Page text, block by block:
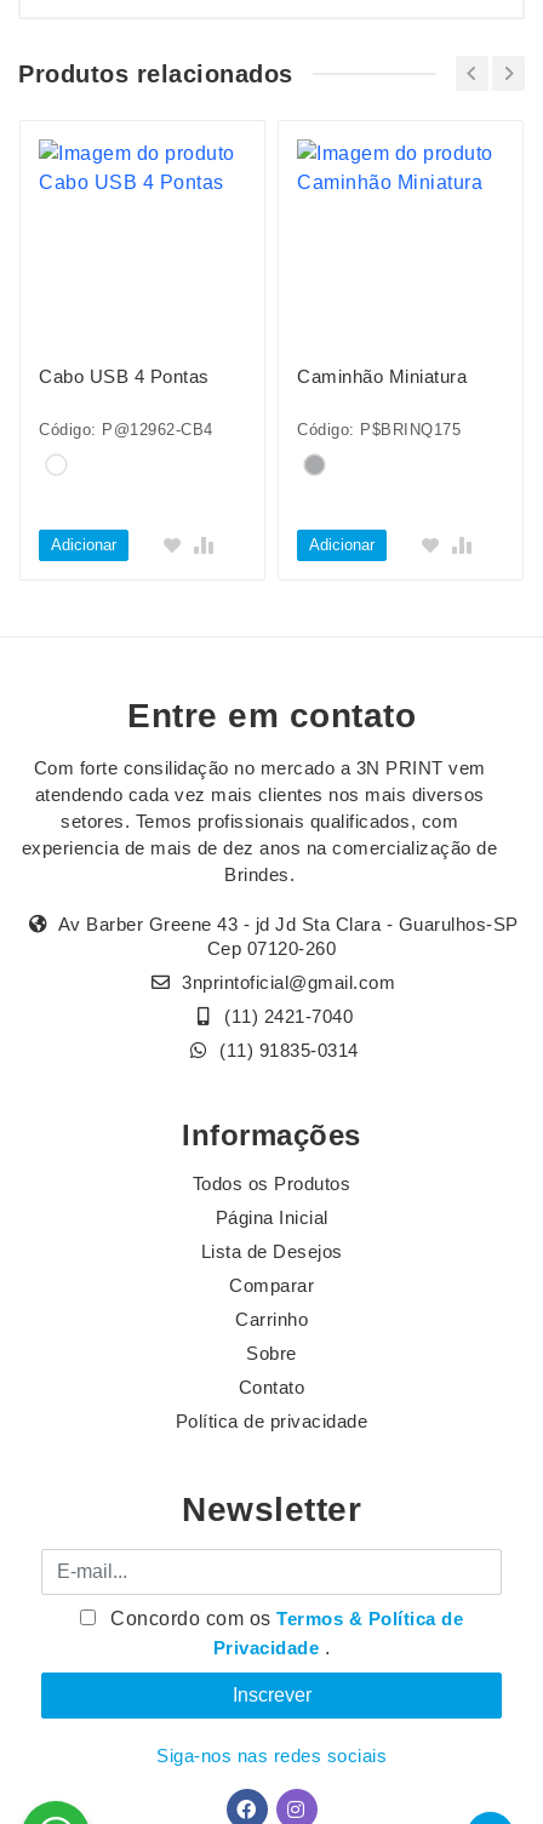
Produtos relacionados
Cabo USB 4 Pontas
Código: P@12962-CB4
Adicionar
Caminhão Miniatura
Código: P$BRINQ175
Adicionar
Entre em contato
Com forte consilidação no mercado a 3N PRINT vem
atendendo cada vez mais clientes nos mais diversos
setores. Temos profissionais qualificados, com
experiencia de mais de dez anos na comercialização de
Brindes.
Av Barber Greene 43 - jd Jd Sta Clara - Guarulhos-SP
Cep 07120-260
3nprintoficial@gmail.com
(11) 2421-7040
(11) 91835-0314
Informações
Todos os Produtos
Página Inicial
Lista de Desejos
Comparar
Carrinho
Sobre
Contato
Política de privacidade
Newsletter
E-mail
Concordo com osTermos & Política de
Privacidade .
Siga-nos nas redes sociais